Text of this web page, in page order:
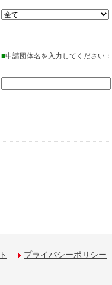
■申請団体名を入力してください：
プライバシーポリシー